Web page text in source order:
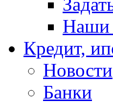
Наши
Кредит,
Новости
Банки